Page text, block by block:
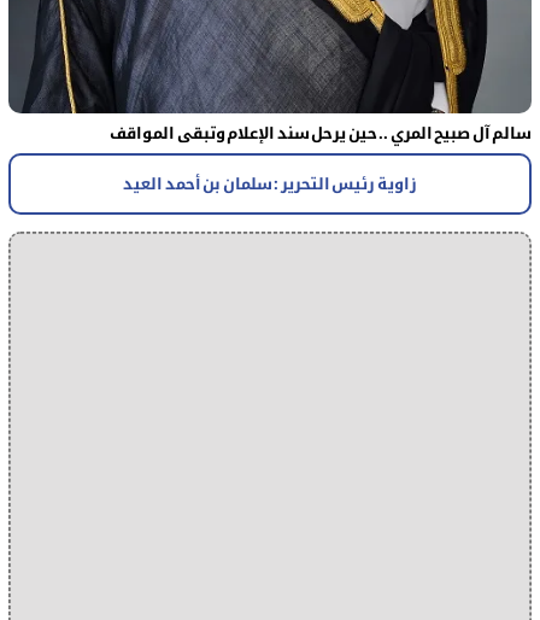
سالم آل صبيح المري .. حين يرحل سند الإعلام وتبقى المواقف
زاوية رئيس التحرير : سلمان بن أحمد العيد